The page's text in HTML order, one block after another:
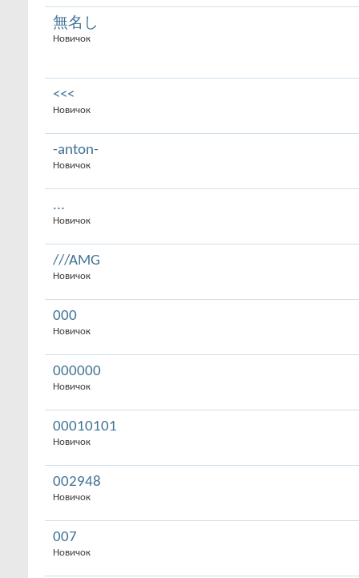
無名し
Новичок
<<<
Новичок
-anton-
Новичок
...
Новичок
///AMG
Новичок
000
Новичок
000000
Новичок
00010101
Новичок
002948
Новичок
007
Новичок